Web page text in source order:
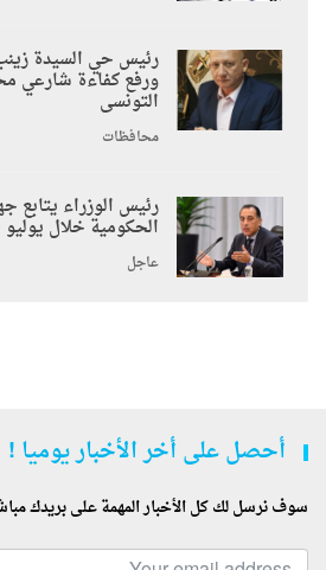
رئيس حي السيدة
ورفع كفاءة شارعي
التونسى
محافظات
رئيس الوزراء يتابع
الحكومية خلال
عاجل
أحصل على أخر الأخبار يوميا !
سوف نرسل لك كل الأخبار المهمة على بريدك